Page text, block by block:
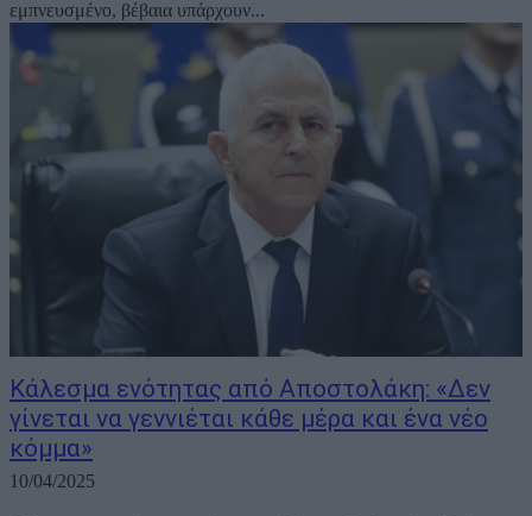
εμπνευσμένο, βέβαια υπάρχουν...
Κάλεσμα ενότητας από Αποστολάκη: «Δεν
γίνεται να γεννιέται κάθε μέρα και ένα νέο
κόμμα»
10/04/2025